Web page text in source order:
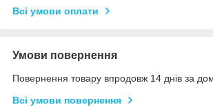
Всі умови оплати
Умови повернення
Повернення товару впродовж 14 днів за
Всі умови повернення